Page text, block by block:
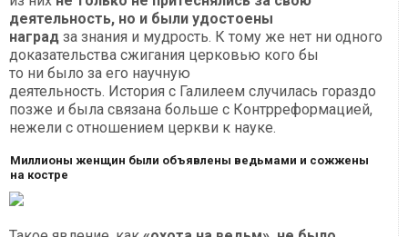
деятельность, но и были удостоены
наград за знания и мудрость. К тому же нет ни одного
доказательства сжигания церковью кого бы
то ни было за его научную
деятельность. История с Галилеем случилась гораздо
позже и была связана больше с Контрреформацией,
нежели с отношением церкви к науке.
Миллионы женщин были объявлены ведьмами и сожжены
на костре